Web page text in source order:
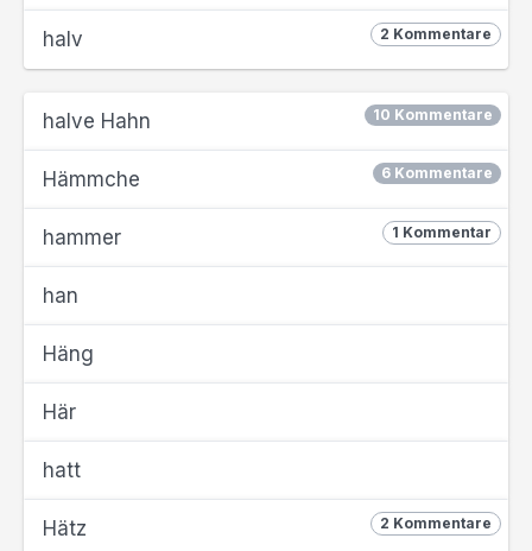
2 Kommentare
halv
10 Kommentare
halve Hahn
6 Kommentare
Hämmche
1 Kommentar
hammer
han
Häng
Här
hatt
2 Kommentare
Hätz